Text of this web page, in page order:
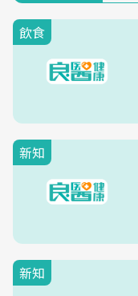
飲食
新知
新知